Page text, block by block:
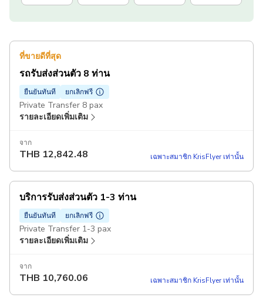
ที่ขายดีที่สุด
รถรับส่งส่วนตัว 8 ท่าน
ยืนยันทันที ยกเลิกฟรี
Private Transfer 8 pax
รายละเอียดเพิ่มเติม
จาก
THB 12,842.48 เฉพาะสมาชิก KrisFlyer เท่านั้น
บริการรับส่งส่วนตัว 1-3 ท่าน
ยืนยันทันที ยกเลิกฟรี
Private Transfer 1-3 pax
รายละเอียดเพิ่มเติม
จาก
THB 10,760.06 เฉพาะสมาชิก KrisFlyer เท่านั้น